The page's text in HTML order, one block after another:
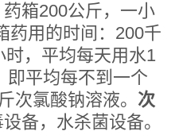
箱200公斤，一小
药用的时间：200千
时，平均每天用水1
即平均每不到一个
次氯酸钠溶液。 次
备，水杀菌设备。